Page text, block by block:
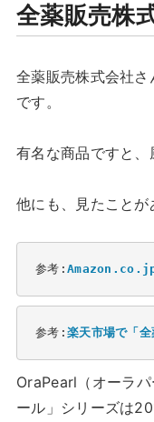
全薬販売株
全薬販売株式会社
です。
有名な商品ですと、
他にも、見たこと
参考: Amazon.co.jp
参考: 楽天市場で「
OraPearl（オーラ
ール」シリーズは